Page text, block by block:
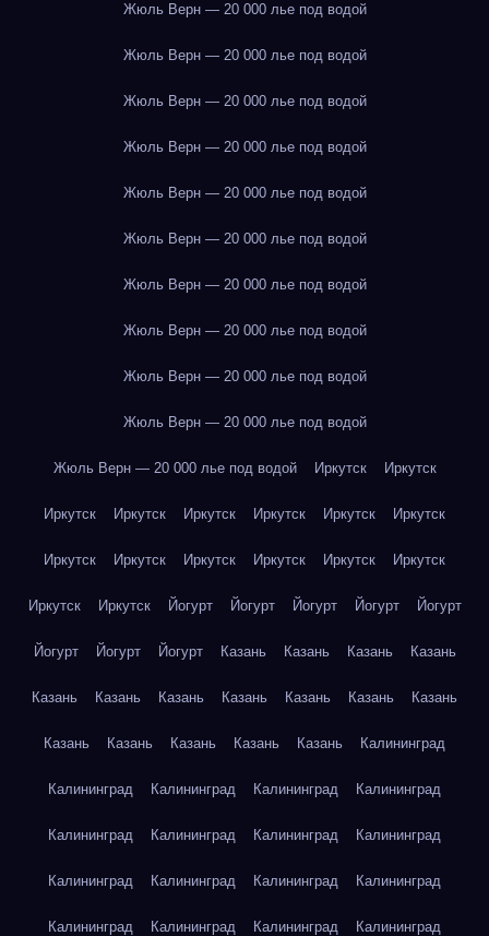
Жюль Верн — 20 000 лье под водой
Жюль Верн — 20 000 лье под водой
Жюль Верн — 20 000 лье под водой
Жюль Верн — 20 000 лье под водой
Жюль Верн — 20 000 лье под водой
Жюль Верн — 20 000 лье под водой
Жюль Верн — 20 000 лье под водой
Жюль Верн — 20 000 лье под водой
Жюль Верн — 20 000 лье под водой
Жюль Верн — 20 000 лье под водой
Жюль Верн — 20 000 лье под водой Иркутск Иркутск
Иркутск Иркутск Иркутск Иркутск Иркутск Иркутск
Иркутск Иркутск Иркутск Иркутск Иркутск Иркутск
Иркутск Иркутск Йогурт Йогурт Йогурт Йогурт Йогурт
Йогурт Йогурт Йогурт Казань Казань Казань Казань
Казань Казань Казань Казань Казань Казань Казань
Казань Казань Казань Казань Казань Калининград
Калининград Калининград Калининград Калининград
Калининград Калининград Калининград Калининград
Калининград Калининград Калининград Калининград
Калининград Калининград Калининград Калининград